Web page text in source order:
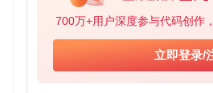
700万+用户深度参与代码创作
立即登录/
py-xiaozhi
Python
0 1